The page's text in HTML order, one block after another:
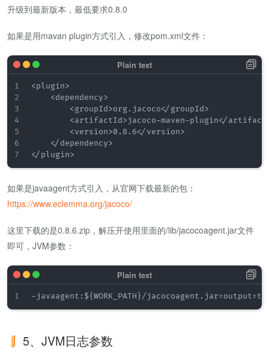
升级到最新版本，最低要求0.8.0
如果是用mavan plugin方式引入，修改pom.xml文件：
<plugin>
    <dependency>
        <groupId>org.jacoco</groupId>
<artifactId>jacoco-maven-plugin</
        <version>0.8.6</version>
    </dependency>
如果是javaagent方式引入，从官网下载最新的包：
https://www.eclemma.org/jacoco/
这里下载的是0.8.6.zip，解压开使用里面的/lib/jacocoagent.jar文件
即可，JVM参数：
5、JVM日志参数